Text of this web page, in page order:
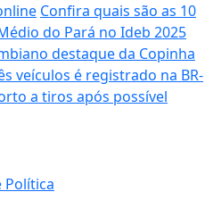
Confira quais são as 10
do Pará no Ideb 2025
destaque da Copinha
veículos é registrado na BR-
a tiros após possível